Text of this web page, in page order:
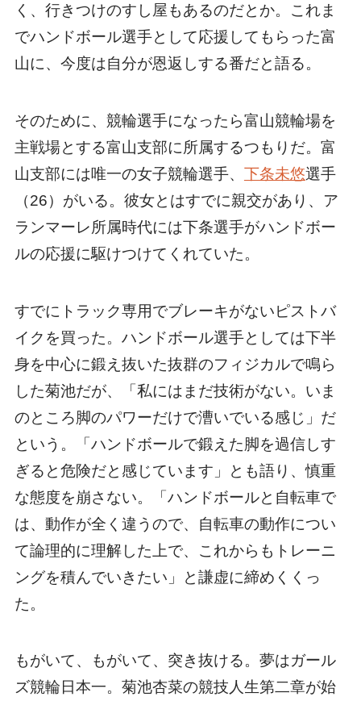
く、行きつけのすし屋もあるのだとか。これま
でハンドボール選手として応援してもらった富
山に、今度は自分が恩返しする番だと語る。
そのために、競輪選手になったら富山競輪場を
主戦場とする富山支部に所属するつもりだ。富
山支部には唯一の女子競輪選手、 下条未悠選手
（26）がいる。彼女とはすでに親交があり、ア
ランマーレ所属時代には下条選手がハンドボー
ルの応援に駆けつけてくれていた。
すでにトラック専用でブレーキがないピストバ
イクを買った。ハンドボール選手としては下半
身を中心に鍛え抜いた抜群のフィジカルで鳴ら
した菊池だが、「私にはまだ技術がない。いま
のところ脚のパワーだけで漕いでいる感じ」だ
という。「ハンドボールで鍛えた脚を過信しす
ぎると危険だと感じています」とも語り、慎重
な態度を崩さない。「ハンドボールと自転車で
は、動作が全く違うので、自転車の動作につい
て論理的に理解した上で、これからもトレーニ
ングを積んでいきたい」と謙虚に締めくくっ
た。
もがいて、もがいて、突き抜ける。夢はガール
ズ競輪日本一。菊池杏菜の競技人生第二章が始